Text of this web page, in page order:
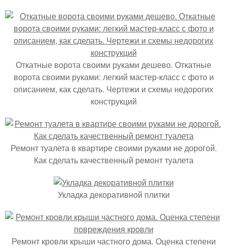
Откатные ворота своими руками дешево. Откатные
ворота своими руками: легкий мастер-класс с фото и
описанием, как сделать. Чертежи и схемы недорогих
конструкций
Ремонт туалета в квартире своими руками не дорогой.
Как сделать качественный ремонт туалета
Укладка декоративной плитки
Ремонт кровли крыши частного дома. Оценка степени